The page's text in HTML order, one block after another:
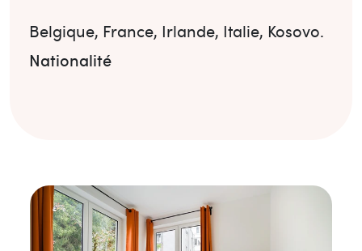
Belgique, France, Irlande, Italie, Kosovo.
Nationalité